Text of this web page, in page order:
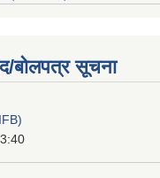
बोलपत्र सूचना